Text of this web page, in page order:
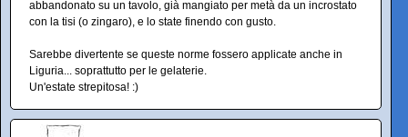
abbandonato su un tavolo, già mangiato per metà da un incrostato
con la tisi (o zingaro), e lo state finendo con gusto.
Sarebbe divertente se queste norme fossero applicate anche in
Liguria... soprattutto per le gelaterie.
Un'estate strepitosa! :)